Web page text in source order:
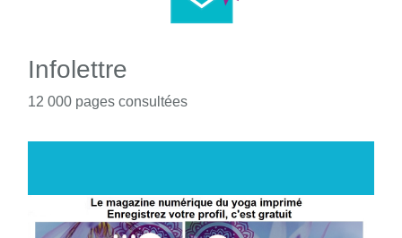
Infolettre
12 000 pages consultées